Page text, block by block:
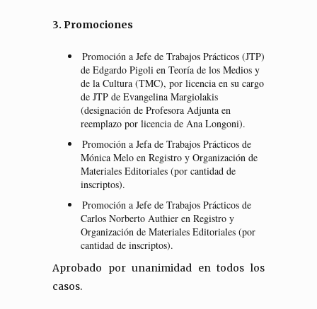
3. Promociones
Promoción a Jefe de Trabajos Prácticos (JTP)
de Edgardo Pigoli en Teoría de los Medios y
de la Cultura (TMC), por licencia en su cargo
de JTP de Evangelina Margiolakis
(designación de Profesora Adjunta en
reemplazo por licencia de Ana Longoni).
Promoción a Jefa de Trabajos Prácticos de
Mónica Melo en Registro y Organización de
Materiales Editoriales (por cantidad de
inscriptos).
Promoción a Jefe de Trabajos Prácticos de
Carlos Norberto Authier en Registro y
Organización de Materiales Editoriales (por
cantidad de inscriptos).
Aprobado por unanimidad en todos los
casos.